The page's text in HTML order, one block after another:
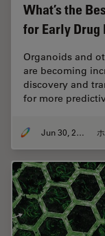
What’s the
for Early Drug
Organoids and
are becoming
discovery and
for more
Jun 30, 2026